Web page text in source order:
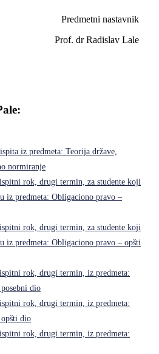
nastavnik
Prof. dr Radislav Lale
iz predmeta: Teorija države,
normiranje
rok, drugi termin, za studente koji
iz predmeta: Obligaciono pravo –
rok, drugi termin, za studente koji
iz predmeta: Obligaciono pravo – opšti
rok, drugi termin, iz predmeta:
dio
rok, drugi termin, iz predmeta:
dio
rok, drugi termin, iz predmeta: